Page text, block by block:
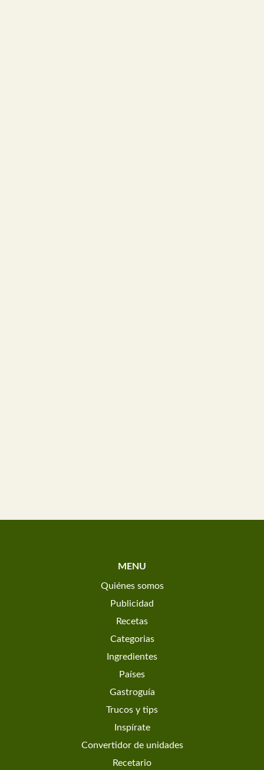
MENU
Quiénes somos
Publicidad
Recetas
Categorias
Ingredientes
Países
Gastroguía
Trucos y tips
Inspírate
Convertidor de unidades
Recetario